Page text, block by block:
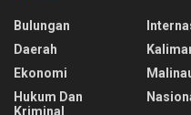
Bulungan
Daerah
Ekonomi
Hukum Dan
Kriminal